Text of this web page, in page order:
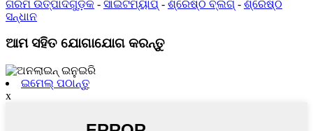
ଗରମ ଉତ୍ପାଦଗୁଡ଼ିକ - ସାଇଟମ୍ୟାପ୍ - ଶ୍ରେଷ୍ଠ ବ୍ଲଗ୍ - ଶ୍ରେଷ୍ଠ
ସନ୍ଧାନ
ଆମ ସହିତ ଯୋଗାଯୋଗ କରନ୍ତୁ
ଇମେଲ୍ ପଠାନ୍ତୁ
x